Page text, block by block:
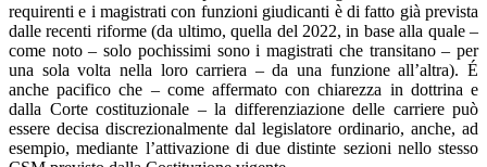
requirenti e i magistrati con funzioni giudicanti è di fatto già prevista
dalle recenti riforme (da ultimo, quella del 2022, in base alla quale –
come noto – solo pochissimi sono i magistrati che transitano – per
una sola volta nella loro carriera – da una funzione all’altra). É
anche pacifico che – come affermato con chiarezza in dottrina e
dalla Corte costituzionale – la differenziazione delle carriere può
essere decisa discrezionalmente dal legislatore ordinario, anche, ad
esempio, mediante l’attivazione di due distinte sezioni nello stesso